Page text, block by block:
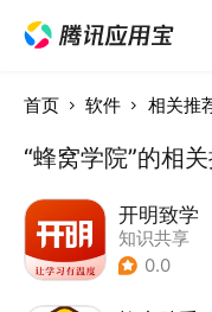
首页 软件 相关推
“蜂窝学院”的相
开明致学
知识共享
0.0